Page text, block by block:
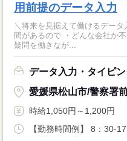
用前提のデータ入力
＼将来を見据えて働けるデータ入力／ 自分が馴染めるか
間があるので ・どんな会社か
疑問を働きなが...
データ入力・タイピ
愛媛県松山市/警察署
時給1,050円～1,200円
【勤務時間例】 8：30-